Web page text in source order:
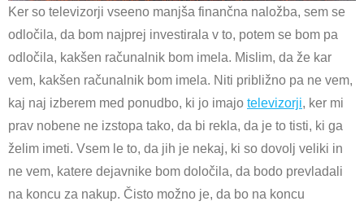
Ker so televizorji vseeno manjša finančna naložba, sem se
odločila, da bom najprej investirala v to, potem se bom pa
odločila, kakšen računalnik bom imela. Mislim, da že kar
vem, kakšen računalnik bom imela. Niti približno pa ne vem,
kaj naj izberem med ponudbo, ki jo imajo televizorji, ker mi
prav nobene ne izstopa tako, da bi rekla, da je to tisti, ki ga
želim imeti. Vsem le to, da jih je nekaj, ki so dovolj veliki in
ne vem, katere dejavnike bom določila, da bodo prevladali
na koncu za nakup. Čisto možno je, da bo na koncu